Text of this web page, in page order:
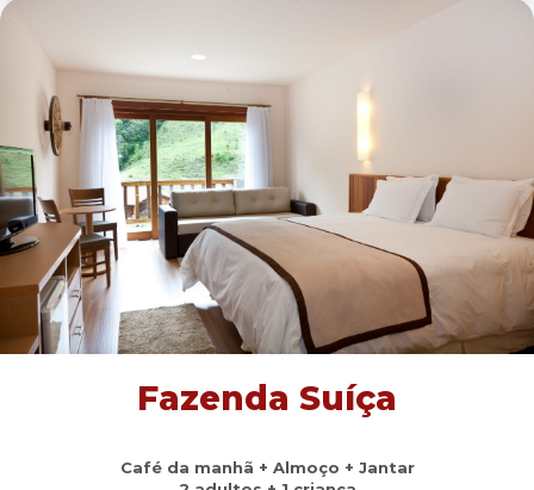
Fazenda Suíça
Café da manhã + Almoço + Jantar